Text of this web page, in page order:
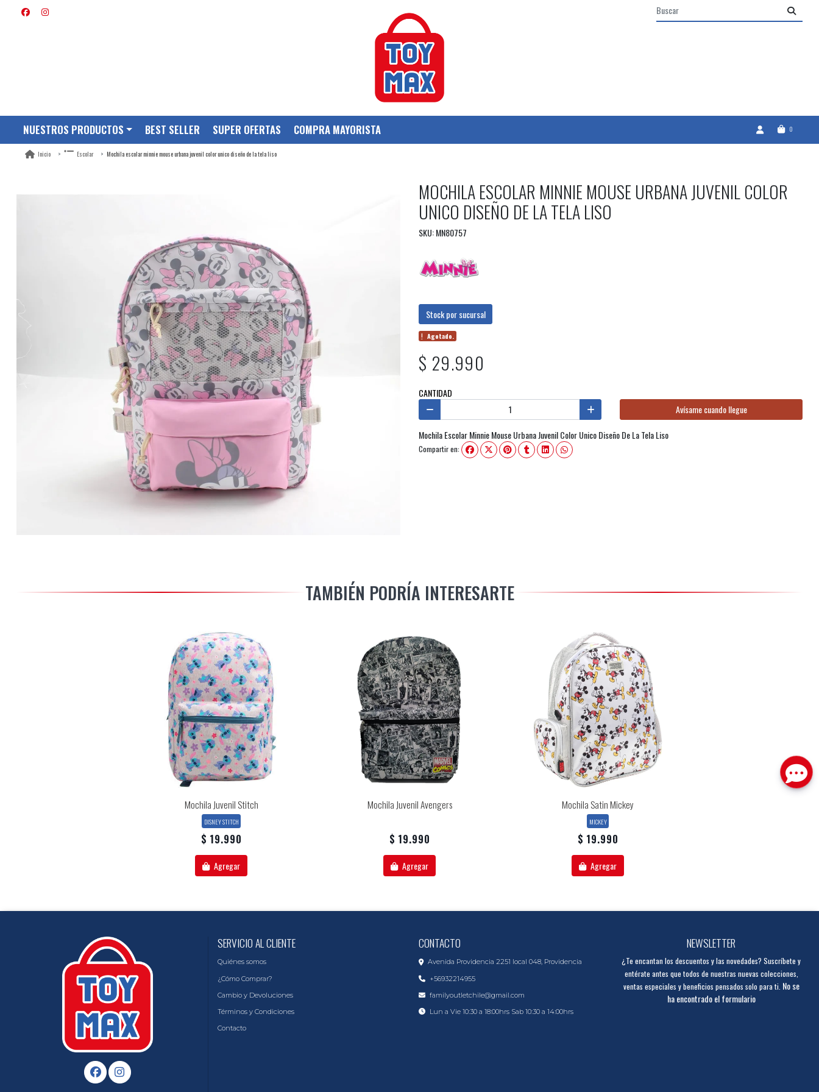
NUESTROS PRODUCTOS BEST SELLER SUPER OFERTAS COMPRA MAYORISTA 0
Inicio Escolar Mochila escolar minnie mouse urbana juvenil color unico diseño de la tela liso
MOCHILA ESCOLAR MINNIE MOUSE URBANA JUVENIL COLOR
UNICO DISEÑO DE LA TELA LISO
SKU: MN80757
Stock por sucursal
Agotado.
$ 29.990
CANTIDAD
Avísame cuando llegue
Mochila Escolar Minnie Mouse Urbana Juvenil Color Unico Diseño De La Tela Liso
Compartir en:
TAMBIÉN PODRÍA INTERESARTE
Mochila Juvenil Stitch
DISNEY STITCH
$ 19.990
Agregar
Mochila Juvenil Avengers
$ 19.990
Agregar
Mochila Satin Mickey
MICKEY
$ 19.990
Agregar
SERVICIO AL CLIENTE
Quiénes somos
¿Cómo Comprar?
Cambio y Devoluciones
Términos y Condiciones
Contacto
CONTACTO
Avenida Providencia 2251 local 048, Providencia
+56932214955
familyoutletchile@gmail.com
Lun a Vie 10:30 a 18:00hrs Sab 10:30 a 14:00hrs
NEWSLETTER
¿Te encantan los descuentos y las novedades? Suscríbete y
entérate antes que todos de nuestras nuevas colecciones,
ventas especiales y beneficios pensados solo para ti. No se
ha encontrado el formulario